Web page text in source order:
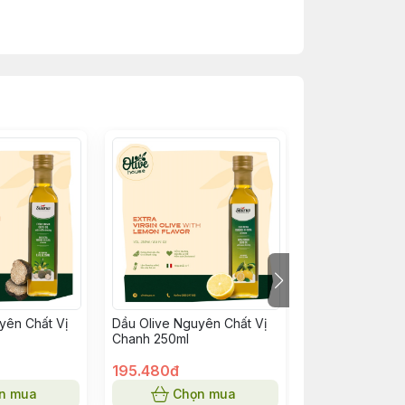
ăn chay và những người đam mê
thịt nướng ưa thích, tăng hương vị
tháng /năm.
chai đó là kết quả của quá trình xử lý
Chất Vị
mua
Dầu Olive Nguyên Chất Vị
Chanh 250ml
195.480đ
Chọn mua